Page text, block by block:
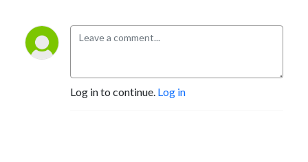
Log in to continue. Log in